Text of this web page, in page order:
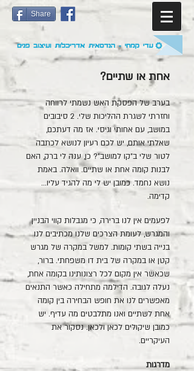
Share
אחת או שתיים?
בערב של הפסקת האש נשמתי לרווחה
וחזרתי לשגרת ההליכות שלי. 2 סיבובים
במושב, עם אחותי וגיסי. אז מה דעתכם,
שאלתי אותם, יש לכם רעיון לנושא לכתבה
לטור שלי ב"קו למושב"? כן, ענה לי ברק, האם
לבנות קומה אחת או שתיים. וואלה. באמת
נושא נחמד. כמובן יש לי מה להגיד עליו...
קדימה.
לפעמים אין לנו ברירה, כי מגבלות קווי הבניין
והמגרש, לעומת הצרכים שלנו מכתיבים לנו
בנייה בשתי קומות. למשל במקרה של מגרש
קטן או במקרה של בית דו משפחתי. ברור,
שכאשר אין מקום לכל רצונותינו בקומה אחת,
נעלה לגובה. הדילמה מתחילה כאשר התנאים
מאפשרים לנו את חופש הבחירה בין קומה
אחת לשתיים ואנו מתלבטים מה עדיף. יש
כמובן שיקולים לכאן ולכאן. נסקור את
העיקריים.
מדרגות